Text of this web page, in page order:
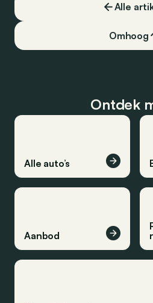
Alle
Omhoog
Ontdek
Alle auto’s
Aanbod